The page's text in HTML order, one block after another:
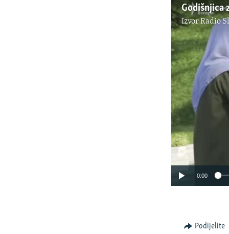
Godišnjica
IzvorRadio
0:00
Podijelite